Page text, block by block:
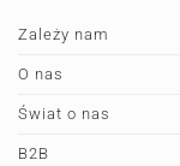
Zależy nam
O nas
Świat o nas
B2B